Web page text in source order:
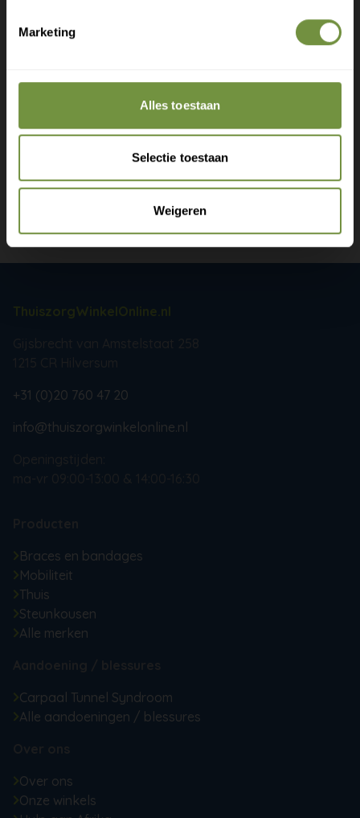
Marketing
Alles toestaan
Selectie toestaan
Weigeren
+31 (0)20 760 47 20
info@thuiszorgwinkelonline.nl
+31 (0)20 760 47 20
info@thuiszorgwinkelonline.nl
Braces en bandages
Mobiliteit
Thuis
Steunkousen
Alle merken
Carpaal Tunnel Syndroom
Alle aandoeningen / blessures
Over ons
Onze winkels